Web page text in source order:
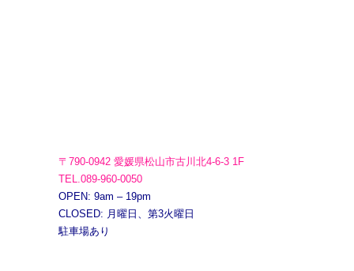
〒790-0942 愛媛県松山市古川北4-6-3 1F
TEL.089-960-0050
OPEN: 9am – 19pm
CLOSED: 月曜日、第3火曜日
駐車場あり